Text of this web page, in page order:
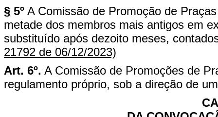
§ 5º A Comissão de Promoção de
metade dos membros mais antigos em
substituído após dezoito meses,
21792 de 06/12/2023)
Art. 6º. A Comissão de Promoções de
regulamento próprio, sob a direção de